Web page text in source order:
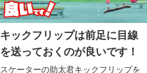
キックフリップは前足に目線
を送っておくのが良いです！
スケーターの助太君キックフリップを